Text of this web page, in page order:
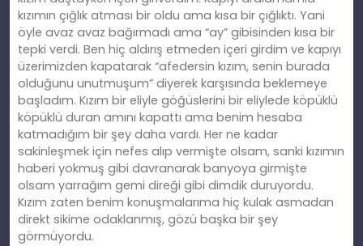
kızımın çığlık atması bir oldu ama kısa bir çığlıktı. Yani
öyle avaz avaz bağırmadı ama “ay” gibisinden kısa bir
tepki verdi. Ben hiç aldırış etmeden içeri girdim ve kapıyı
üzerimizden kapatarak “afedersin kızım, senin burada
olduğunu unutmuşum” diyerek karşısında beklemeye
başladım. Kızım bir eliyle göğüslerini bir eliylede köpüklü
köpüklü duran amını kapattı ama benim hesaba
katmadığım bir şey daha vardı. Her ne kadar
sakinleşmek için nefes alıp vermişte olsam, sanki kızımın
haberi yokmuş gibi davranarak banyoya girmişte
olsam yarrağım gemi direği gibi dimdik duruyordu.
Kızım zaten benim konuşmalarıma hiç kulak asmadan
direkt sikime odaklanmış, gözü başka bir şey
görmüyordu.